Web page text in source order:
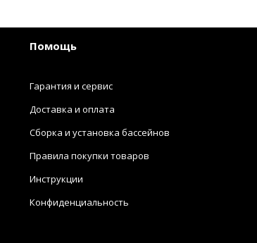
Помощь
Гарантия и сервис
Доставка и оплата
Сборка и установка бассейнов
Правила покупки товаров
Инструкции
Конфиденциальность